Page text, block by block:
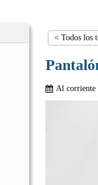
< Todos los
Al corriente